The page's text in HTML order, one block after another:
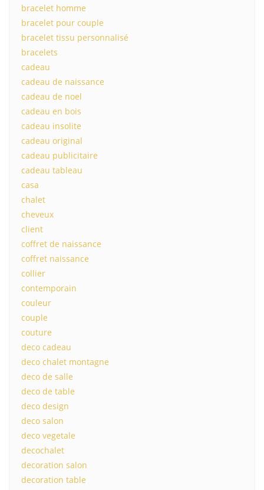
bracelet homme
bracelet pour couple
bracelet tissu personnalisé
bracelets
cadeau
cadeau de naissance
cadeau de noel
cadeau en bois
cadeau insolite
cadeau original
cadeau publicitaire
cadeau tableau
casa
chalet
cheveux
client
coffret de naissance
coffret naissance
collier
contemporain
couleur
couple
couture
deco cadeau
deco chalet montagne
deco de salle
deco de table
deco design
deco salon
deco vegetale
decochalet
decoration salon
decoration table